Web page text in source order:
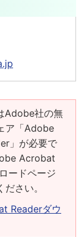
Adobe社の無
ア「Adobe
」が必要で
Acrobat
ードページ
さい。
Readerダウ